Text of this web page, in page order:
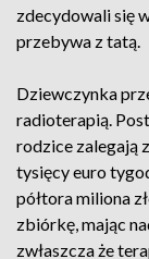
zdecydowali się
przebywa z tatą.
Dziewczynka
radioterapią.
rodzice zalegają
tysięcy euro
półtora miliona
zbiórkę, mając
zwłaszcza że